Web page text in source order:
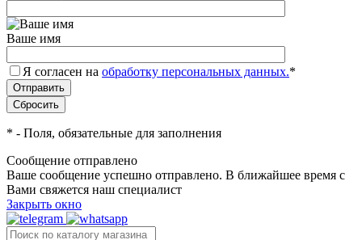
Ваше имя
Я согласен на обработку персональных данных.*
* - Поля, обязательные для заполнения
Сообщение отправлено
Ваше сообщение успешно отправлено. В ближайшее время с
Вами свяжется наш специалист
Закрыть окно